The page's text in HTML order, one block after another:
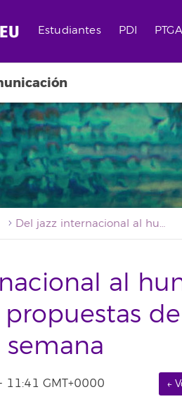
Estudiantes PDI
Del jazz internacional al humor sobre lo cotidiano, las propuestas del Paraninfo para el fin de semana
al
11:41 GMT+0000 ←